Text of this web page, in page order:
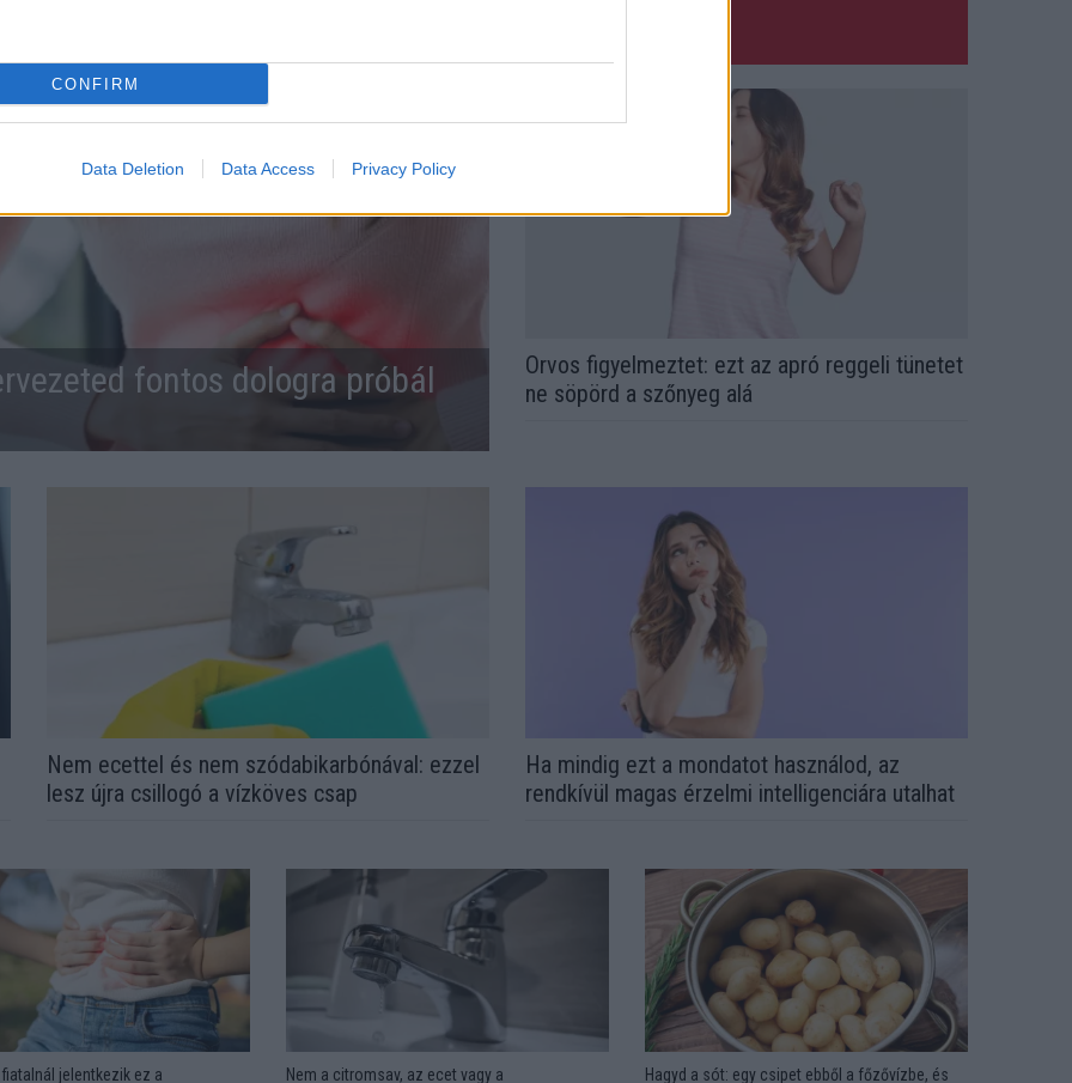
CONFIRM
Data Deletion Data Access Privacy Policy
fontos dologra próbál
Orvos figyelmeztet: ezt az apró reggeli tünetet
ne söpörd a szőnyeg alá
Nem ecettel és nem szódabikarbónával: ezzel
lesz újra csillogó a vízköves csap
Ha mindig ezt a mondatot használod, az
rendkívül magas érzelmi intelligenciára utalhat
fiatalnál jelentkezik ez a Nem a citromsav, az ecet vagy a Hagyd a sót: egy csipet ebből a főzővízbe, és